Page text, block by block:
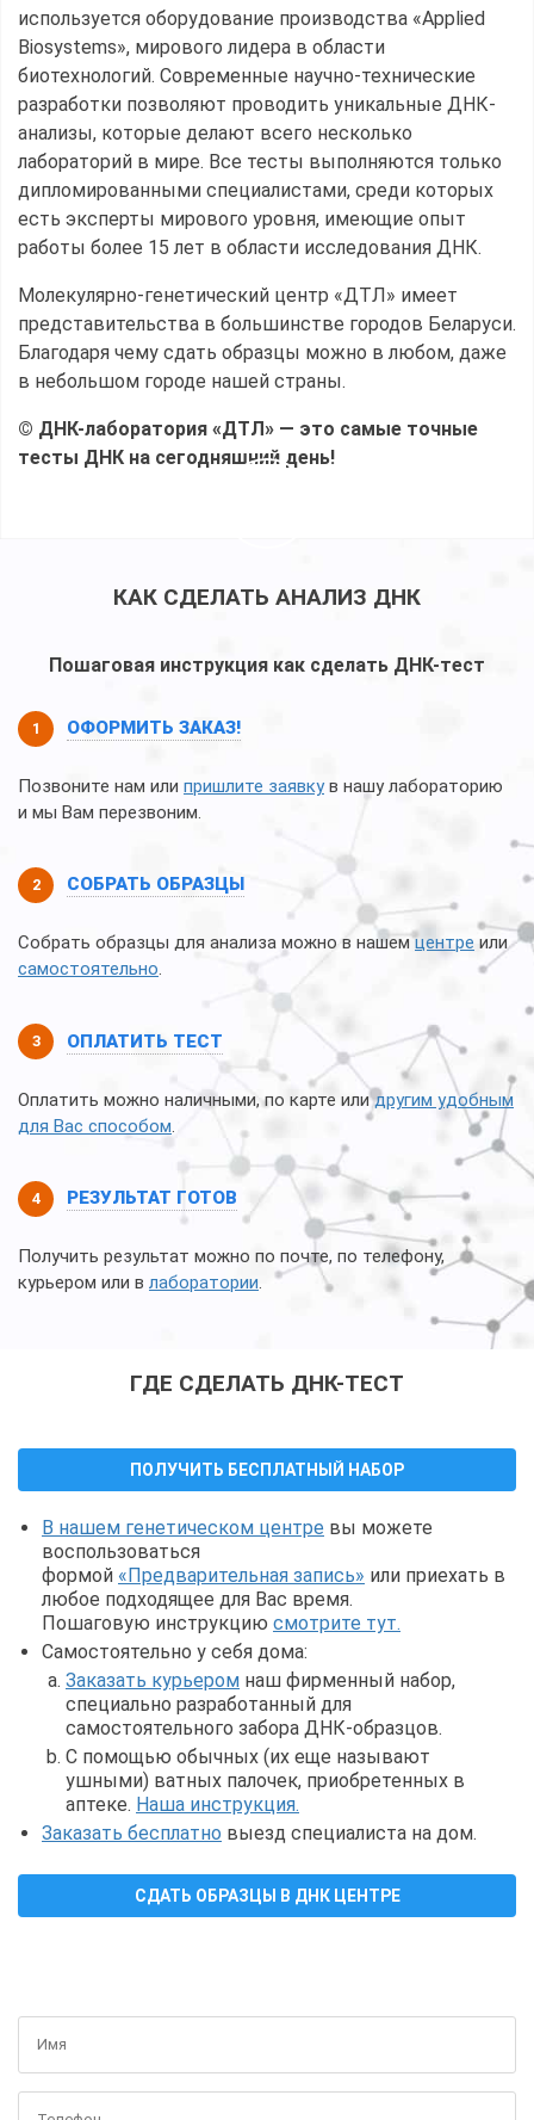
используется оборудование производства «Applied
Biosystems», мирового лидера в области
биотехнологий. Современные научно-технические
разработки позволяют проводить уникальные ДНК-
анализы, которые делают всего несколько
лабораторий в мире. Все тесты выполняются только
дипломированными специалистами, среди которых
есть эксперты мирового уровня, имеющие опыт
работы более 15 лет в области исследования ДНК.
Молекулярно-генетический центр «ДТЛ» имеет
представительства в большинстве городов Беларуси.
Благодаря чему сдать образцы можно в любом, даже
в небольшом городе нашей страны.
© ДНК-лаборатория «ДТЛ» — это самые точные
тесты ДНК на сегодняшний день!
КАК СДЕЛАТЬ АНАЛИЗ ДНК
Пошаговая инструкция как сделать ДНК-тест
ОФОРМИТЬ ЗАКАЗ!
Позвоните нам или пришлите заявкув нашу лабораторию
и мы Вам перезвоним.
СОБРАТЬ ОБРАЗЦЫ
Собрать образцы для анализа можно в нашемцентре или
самостоятельно.
ОПЛАТИТЬ ТЕСТ
Оплатить можно наличными, по карте илидругим удобным
для Вас способом.
РЕЗУЛЬТАТ ГОТОВ
Получить результат можно по почте, по телефону,
курьером или в лаборатории.
ГДЕ СДЕЛАТЬ ДНК-ТЕСТ
ПОЛУЧИТЬ БЕСПЛАТНЫЙ НАБОР
В нашем генетическом центре вы можете
воспользоваться
формой «Предварительная запись» или приехать в
любое подходящее для Вас время.
Пошаговую инструкцию смотрите тут.
Самостоятельно у себя дома:
Заказать курьером наш фирменный набор,
специально разработанный для
самостоятельного забора ДНК-образцов.
С помощью обычных (их еще называют
ушными) ватных палочек, приобретенных в
аптеке. Наша инструкция.
Заказать бесплатно выезд специалиста на дом.
СДАТЬ ОБРАЗЦЫ В ДНК ЦЕНТРЕ